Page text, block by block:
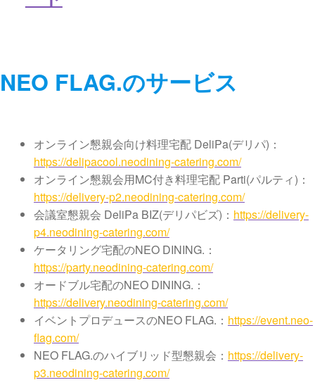
NEO FLAG.のサービス
オンライン懇親会向け料理宅配 DeliPa(デリパ)：
https://delipacool.neodining-catering.com/
オンライン懇親会用MC付き料理宅配 Parti(パルティ)：
https://delivery-p2.neodining-catering.com/
会議室懇親会 DeliPa BIZ(デリパビズ)： https://delivery-
p4.neodining-catering.com/
ケータリング宅配のNEO DINING.：
https://party.neodining-catering.com/
オードブル宅配のNEO DINING.：
https://delivery.neodining-catering.com/
イベントプロデュースのNEO FLAG.： https://event.neo-
flag.com/
NEO FLAG.のハイブリッド型懇親会： https://delivery-
p3.neodining-catering.com/